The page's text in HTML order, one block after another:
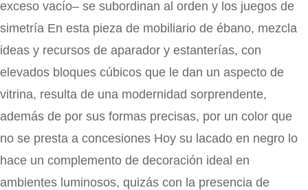
exceso vacío– se subordinan al orden y los juegos de
simetría En esta pieza de mobiliario de ébano, mezcla
ideas y recursos de aparador y estanterías, con
elevados bloques cúbicos que le dan un aspecto de
vitrina, resulta de una modernidad sorprendente,
además de por sus formas precisas, por un color que
no se presta a concesiones Hoy su lacado en negro lo
hace un complemento de decoración ideal en
ambientes luminosos, quizás con la presencia de